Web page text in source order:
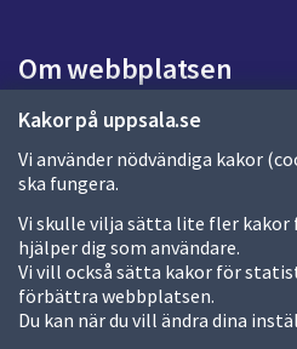
Kakor på uppsala.se
Vi använder nödvändiga kakor
ska fungera.
Vi skulle vilja sätta lite fler
hjälper dig som användare.
Vi vill också sätta kakor för
förbättra webbplatsen.
Du kan när du vill ändra dina
i
d
a
Om webbplatsen
Om webbplatsen
Allmänna handlingar och
Behandling av personuppgifter
Kakor
Språk (other languages)